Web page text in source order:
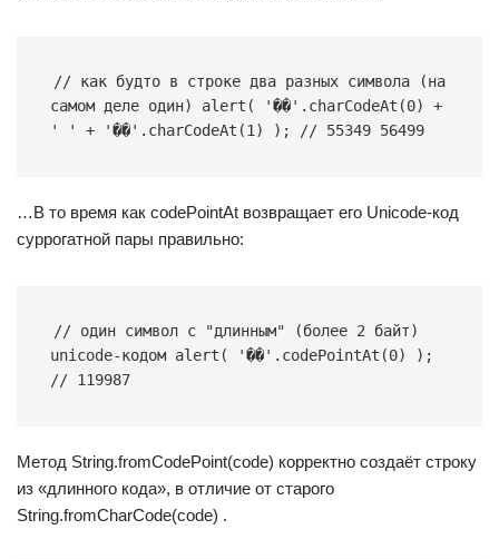
// как будто в строке два разных символа (на
самом деле один) alert( '��'.charCodeAt(0) +
' ' + '��'.charCodeAt(1) ); // 55349 56499
…В то время как codePointAt возвращает его Unicode-код
суррогатной пары правильно:
// один символ с "длинным" (более 2 байт)
unicode-кодом alert( '��'.codePointAt(0) );
// 119987
Метод String.fromCodePoint(code) корректно создаёт строку
из «длинного кода», в отличие от старого
String.fromCharCode(code) .